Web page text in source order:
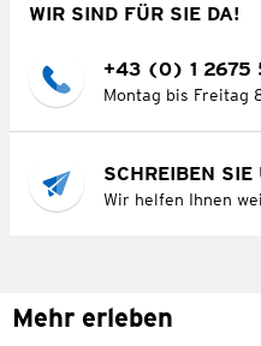
WIR SIND FÜR SIE DA!
+43 (0) 1 2675
Montag bis Freitag
SCHREIBEN SIE
Wir helfen Ihnen
Mehr erleben